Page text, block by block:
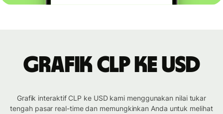
Grafik CLP ke USD
Grafik interaktif CLP ke USD kami menggunakan nilai tukar
tengah pasar real-time dan memungkinkan Anda untuk melihat